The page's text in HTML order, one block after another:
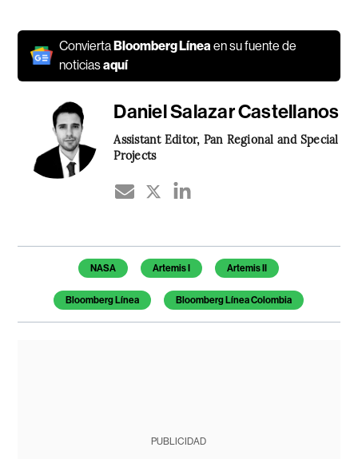
ConviertaBloomberg Línea en su fuente de
noticiasaquí
Daniel Salazar Castellanos
Assistant Editor, Pan Regional and Special
Projects
Temas de este artículo
NASA Artemis I Artemis II
Bloomberg Línea Bloomberg Línea Colombia
PUBLICIDAD